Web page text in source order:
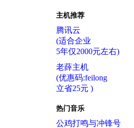
主机推荐
腾讯云
(适合企业
5年仅2000元左右)
老薛主机
(优惠码:feilong
立省25元 )
热门音乐
公鸡打鸣与冲锋号